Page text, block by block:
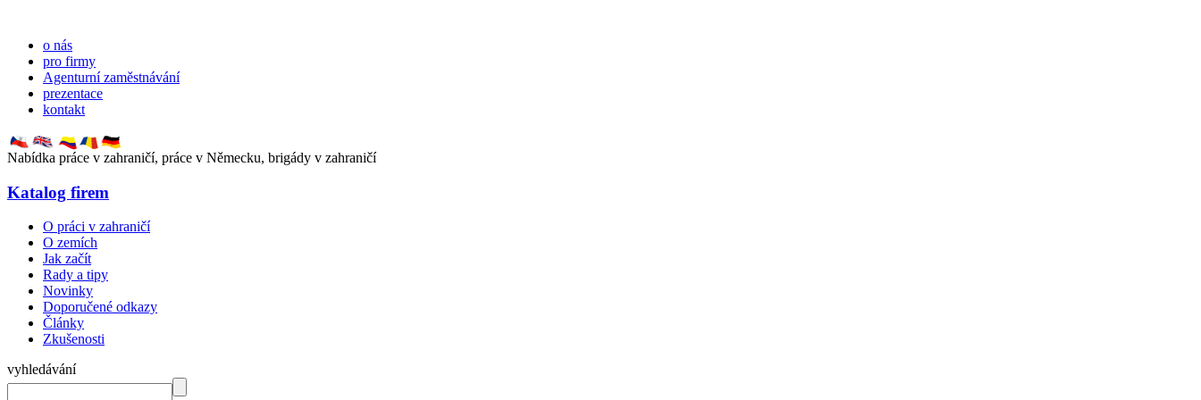
o nás
pro firmy
Agenturní zaměstnávání
prezentace
kontakt
Nabídka práce v zahraničí, práce v Německu, brigády v zahraničí
Katalog firem
O práci v zahraničí
O zemích
Jak začít
Rady a tipy
Novinky
Doporučené odkazy
Články
Zkušenosti
vyhledávání